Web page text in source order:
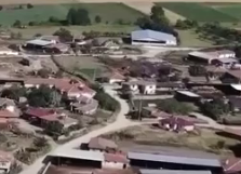
Kızılırmak Deltası
Samsun’daki
başladı. Bazı
Devamını Oku ->